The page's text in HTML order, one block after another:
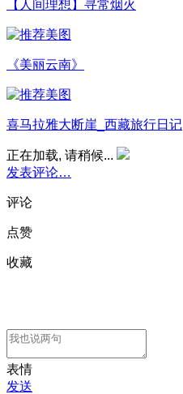
【人间理想】寻常烟火
《美丽云南》
喜马拉雅大断崖_西藏旅行日记
正在加载, 请稍候...
发表评论…
评论
点赞
收藏
表情
发送